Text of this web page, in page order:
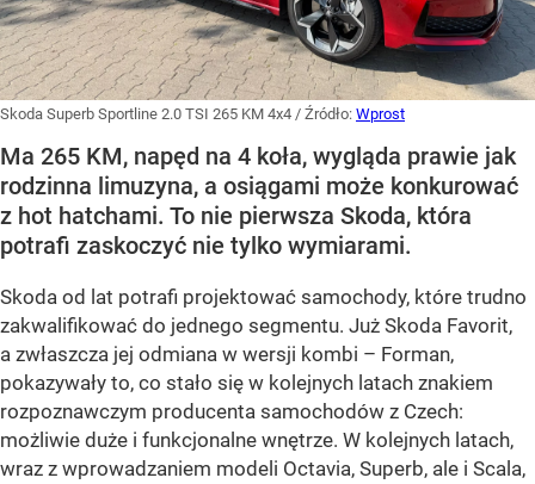
Skoda Superb Sportline 2.0 TSI 265 KM 4x4 / Źródło: Wprost
Ma 265 KM, napęd na 4 koła, wygląda prawie jak
rodzinna limuzyna, a osiągami może konkurować
z hot hatchami. To nie pierwsza Skoda, która
potrafi zaskoczyć nie tylko wymiarami.
Skoda od lat potrafi projektować samochody, które trudno
zakwalifikować do jednego segmentu. Już Skoda Favorit,
a zwłaszcza jej odmiana w wersji kombi – Forman,
pokazywały to, co stało się w kolejnych latach znakiem
rozpoznawczym producenta samochodów z Czech:
możliwie duże i funkcjonalne wnętrze. W kolejnych latach,
wraz z wprowadzaniem modeli Octavia, Superb, ale i Scala,